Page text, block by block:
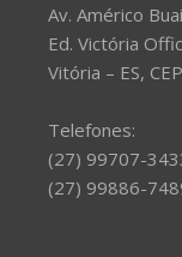
Av. Américo
Ed. Victória
Vitória – ES,
Telefones:
(27) 99707-
(27) 99886-